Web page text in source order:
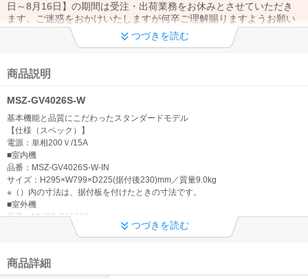
日～8月16日】の期間は受注・出荷業務をお休みとさせていただき
ます。ご迷惑をおかけいたしますが何卒ご理解賜りますようお願い
申し上げます。
地震により被害を受けられました皆さまに謹んでお見舞いを申し上
す。詳細につきましては配送業者HPをご確認くださいますようお願
【重要】エアコン自社設置サービスについて
現在、エアコンの自社設置工事のご注文につきましてはお受付を停
止させていただいております。お客様にはご迷惑をおかけしてしま
い誠に申し訳ございませんが、何卒ご了承くださいますようお願い
いたします。
ご来店お引き取りについて
現在、店頭お引き取りは休止させて頂いております。お客様にはご
【重要】在庫表記に関しまして
つづきを読む
商品説明
MSZ-GV4026S-W
基本機能と品質にこだわったスタンダードモデル
【仕様（スペック）】
電源：単相200Ｖ/15A
■室内機
品番：MSZ-GV4026S-W-IN
サイズ：H295×W799×D225(据付後230)mm／質量9.0kg
※（）内の寸法は、据付板を付けたときの寸法です。
■室外機
品番：MUCZ-G4026S
サイズ：H550×W800(+62)×D285(+60)mm／質量28.0kg
畳数のめやす：11～14畳（18～23m2）
つづきを読む
商品詳細